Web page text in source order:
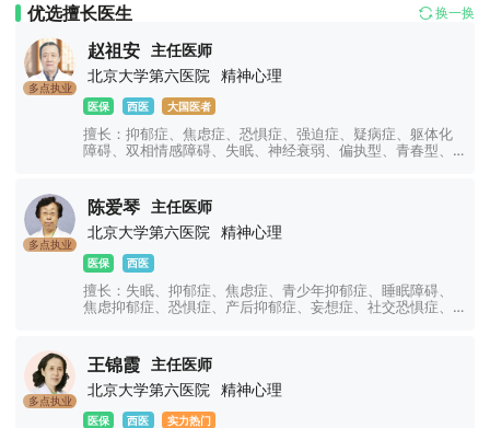
优选擅长医生 换一换
多点执业
赵祖安
主任医师
北京大学第六医院
精神心理
医保 西医 大国医者
擅长：抑郁症、焦虑症、恐惧症、强迫症、疑病症、躯体化
障碍、双相情感障碍、失眠、神经衰弱、偏执型、青春型、
神心理、睡眠障碍科、躁狂症、恐惧症、神经官能症、植物
神经紊乱、头痛头晕、更年期综合征、心理咨询、注意力不
集中、网瘾、青少年厌学叛逆等青少年儿童心理问题。
多点执业
陈爱琴
主任医师
北京大学第六医院
精神心理
医保 西医
擅长：失眠、抑郁症、焦虑症、青少年抑郁症、睡眠障碍、
焦虑抑郁症、恐惧症、产后抑郁症、妄想症、社交恐惧症、
体化障碍、神经官能症、植物神经紊乱、注意力不集中、网
瘾、青少年厌学叛逆等青少年儿童心理问题。
多点执业
王锦霞
主任医师
北京大学第六医院
精神心理
医保 西医 实力热门